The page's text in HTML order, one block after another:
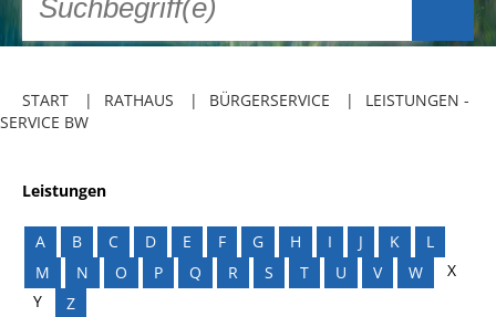
START RATHAUS BÜRGERSERVICE
LEISTUNGEN -
SERVICE BW
Leistungen
A B C D E F G H I J K
L
M
N O P Q R S T U V W
X
Y
Z